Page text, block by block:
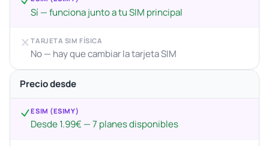
Sí — funciona junto a tu SIM principal
TARJETA SIM FÍSICA
No — hay que cambiar la tarjeta SIM
Precio desde
ESIM (ESIMY)
Desde 1.99€ — 7 planes disponibles